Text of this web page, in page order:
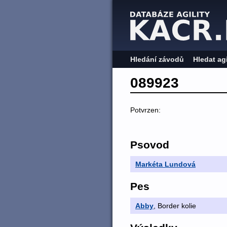
Hledání závodů Hledat
089923
Potvrzen:
Psovod
Markéta Lundová
Pes
Abby, Border kolie